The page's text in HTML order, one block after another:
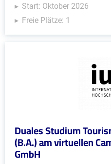
Start: Oktober 2026
Freie Plätze: 1
Duales Studium
(B.A.) am virtuellen
GmbH